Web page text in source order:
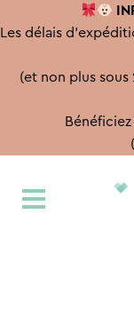
Les délais
(et non plus
à
au